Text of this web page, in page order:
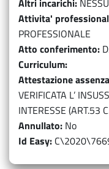
Altri incarichi
Attivita'
PROFESSIONALE
Atto conferimento
Curriculum
Attestazione
VERIFICATA L’
INTERESSE (ART.53
Annullato No
Id Easy